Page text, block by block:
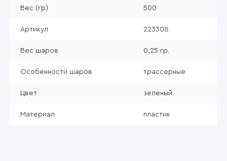
Вес (гр) 500
Артикул 223308
Вес шаров 0,25 гр.
Особенности шаров трассерные
Цвет зеленый
Материал пластик